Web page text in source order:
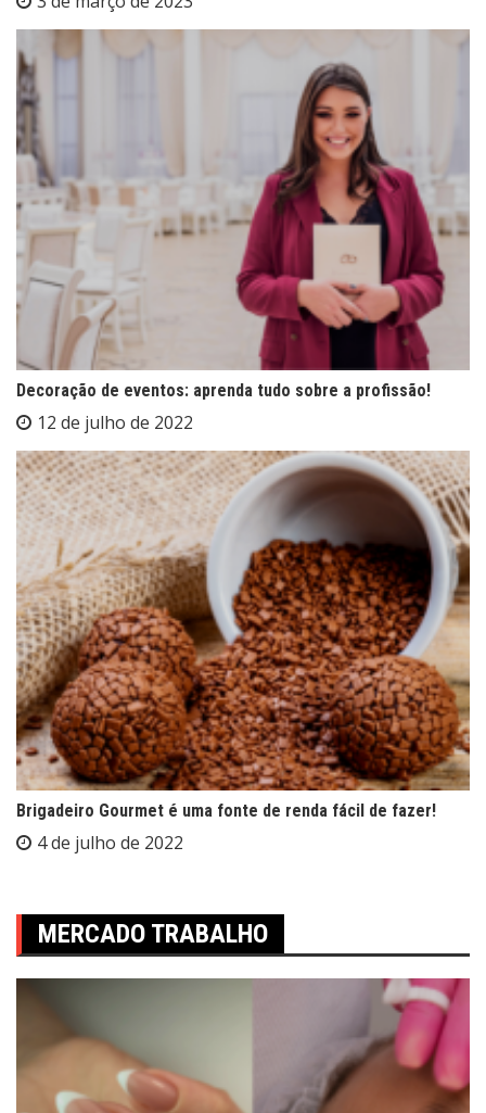
Decoração de eventos: aprenda tudo sobre a profissão!
12 de julho de 2022
Brigadeiro Gourmet é uma fonte de renda fácil de fazer!
4 de julho de 2022
MERCADO TRABALHO